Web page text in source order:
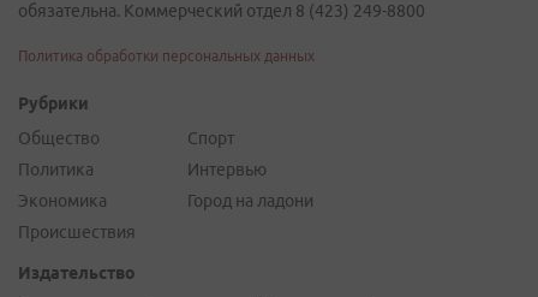
обязательна. Коммерческий отдел 8 (423) 249-8800
Политика обработки персональных данных
Рубрики
Общество
Политика
Экономика
Происшествия
Спорт
Интервью
Город на ладони
Издательство